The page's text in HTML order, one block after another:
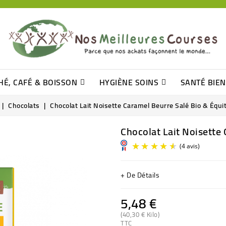
CAFÉ & BOISSON HYGIÈNE SOINS SANTÉ
Chocolats Chocolat Lait Noisette Caramel Beurre Salé Bio &
Chocolat Lait Noisette
+ De Détails
5,48 €
(40,30 € Kilo)
TTC